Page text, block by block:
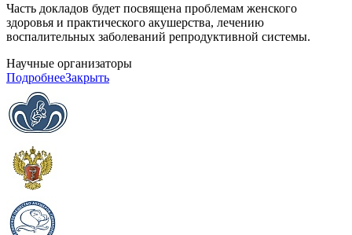
Часть докладов будет посвящена проблемам женского
здоровья и практического акушерства, лечению
воспалительных заболеваний репродуктивной системы.
Научные организаторы
ПодробнееЗакрыть